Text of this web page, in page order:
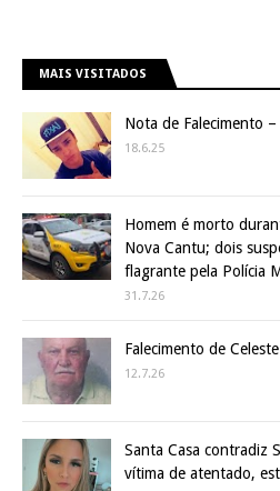
MAIS VISITADOS
Nota de Falecimento
18.6.25
Homem é morto
Nova Cantu; dois
flagrante pela Polícia
31.7.26
Falecimento de
12.7.26
Santa Casa contradiz
vítima de atentado,